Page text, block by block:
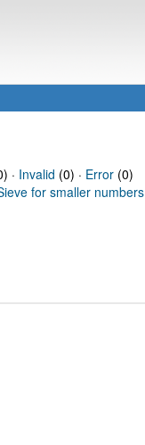
· Invalid (0) · Error(0)
for smaller numbers